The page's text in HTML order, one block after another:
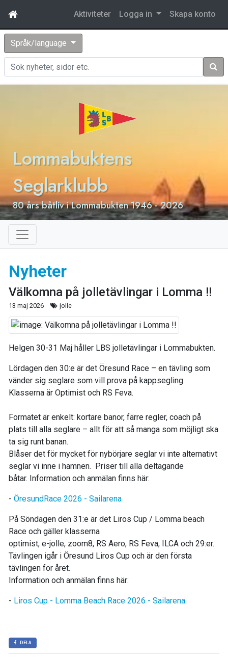
Aktiviteter Logga in Skapa konto
Språk/language
Sök
Lommabuktens
Seglarklubb
80 års båtliv i Lommabukten 1946 - 2026
Nyheter
Välkomna på jolletävlingar i Lomma !!
13 maj 2026 jolle
Helgen 30-31 Maj håller LBS jolletävlingar i Lommabukten.
Lördagen den 30:e är det Öresund Race – en tävling som
vänder sig seglare som vill prova på kappsegling.
Klasserna är Optimist och RS Feva.
Formatet är enkelt: kortare banor, färre regler, coach på
plats till alla seglare – allt för att så manga som möjligt ska
ta sig runt banan.
Blåser det för mycket för nybörjare seglar vi inte alternativt
seglar vi inne i hamnen. Priser till alla deltagande
båtar. Information och anmälan finns här:
- ÖresundRace 2026 - Sailarena
På Söndagen den 31:e är det Liros Cup / Lomma beach
Race och gäller klasserna
optimist, e-jolle, zoom8, RS Aero, RS Feva, ILCA och 29:er.
Tävlingen igår i Öresund Liros Cup och är den första
tävlingen för året.
Information och anmälan finns här:
- Liros Cup - Lomma Beach Race 2026 - Sailarena
DELA